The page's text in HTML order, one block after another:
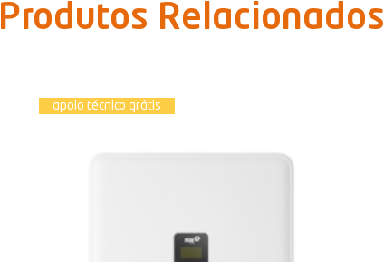
Produtos Relacionados
apoio técnico grátis